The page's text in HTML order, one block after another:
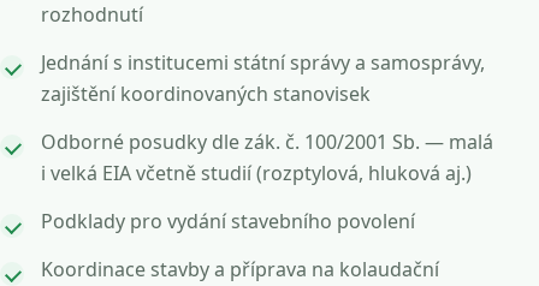
rozhodnutí
Jednání s institucemi státní správy a samosprávy,
zajištění koordinovaných stanovisek
Odborné posudky dle zák. č. 100/2001 Sb. — malá
i velká EIA včetně studií (rozptylová, hluková aj.)
Podklady pro vydání stavebního povolení
Koordinace stavby a příprava na kolaudační